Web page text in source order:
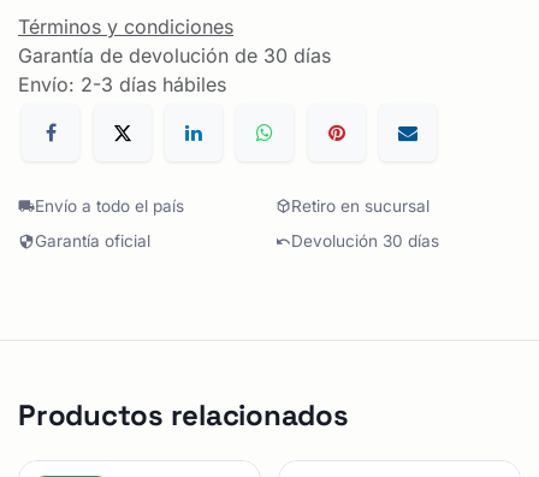
Términos y condiciones
Garantía de devolución de 30 días
Envío: 2-3 días hábiles
Envío a todo el país
Retiro en sucursal
Garantía oficial
Devolución 30 días
Productos relacionados